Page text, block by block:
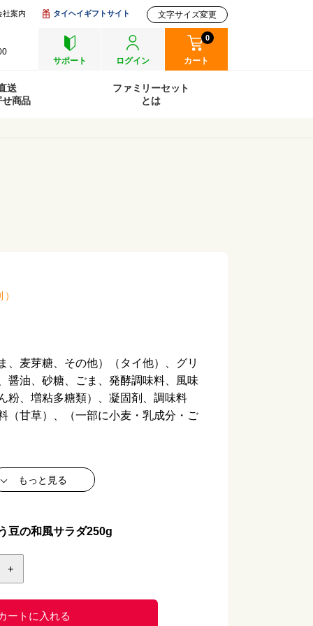
サポート
ログイン カート
0
社案内 タイヘイギフトサイト 文字サイズ変更
送
せ商品
ファミリーセット
とは
）
、麦芽糖、その他）（タイ他）、グリ
醤油、砂糖、ごま、発酵調味料、風味
粉、増粘多糖類）、凝固剤、調味料
（甘草）、（一部に小麦・乳成分・ご
もっと見る
豆の和風サラダ250g
+
ートに入れる